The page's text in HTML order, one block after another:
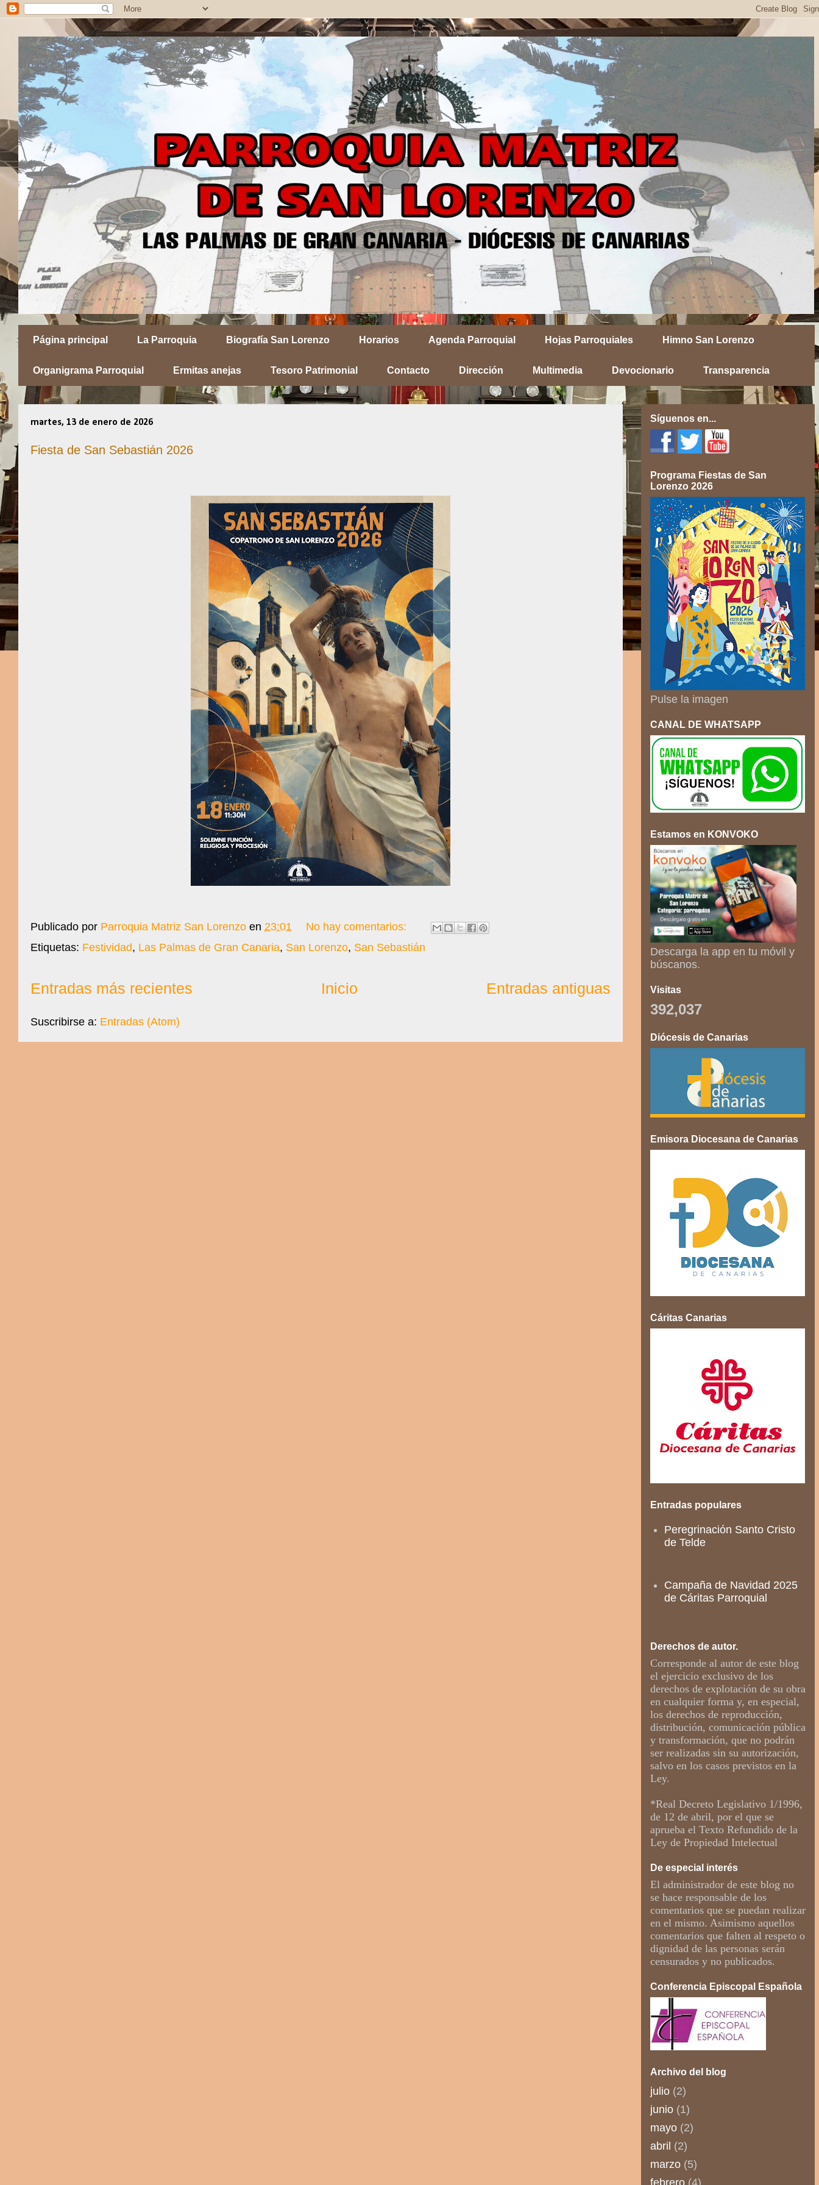
Página principal La Parroquia Biografía San Lorenzo Horarios Agenda Parroquial Hojas Parroquiales Himno San Lorenzo
Organigrama Parroquial Ermitas anejas Tesoro Patrimonial Contacto Dirección Multimedia Devocionario Transparencia
martes, 13 de enero de 2026
Fiesta de San Sebastián 2026
Publicado por Parroquia Matriz San Lorenzo en 23:01
No hay comentarios:
Etiquetas: Festividad, Las Palmas de Gran Canaria, San Lorenzo, San Sebastián
Entradas más recientes Entradas antiguas
Inicio
Suscribirse a: Entradas (Atom)
Síguenos en...
Programa Fiestas de San
Lorenzo 2026
Pulse la imagen
CANAL DE WHATSAPP
Estamos en KONVOKO
Descarga la app en tu móvil y
búscanos.
Visitas
392,037
Diócesis de Canarias
Emisora Diocesana de Canarias
Cáritas Canarias
Entradas populares
Peregrinación Santo Cristo
de Telde
Campaña de Navidad 2025
de Cáritas Parroquial
Derechos de autor.
Corresponde al autor de este blog
el ejercicio exclusivo de los
derechos de explotación de su obra
en cualquier forma y, en especial,
los derechos de reproducción,
distribución, comunicación pública
y transformación, que no podrán
ser realizadas sin su autorización,
salvo en los casos previstos en la
Ley.
*Real Decreto Legislativo 1/1996,
de 12 de abril, por el que se
aprueba el Texto Refundido de la
Ley de Propiedad Intelectual
De especial interés
El administrador de este blog no
se hace responsable de los
comentarios que se puedan realizar
en el mismo. Asimismo aquellos
comentarios que falten al respeto o
dignidad de las personas serán
censurados y no publicados.
Conferencia Episcopal Española
Archivo del blog
julio (2)
junio (1)
mayo (2)
abril (2)
marzo (5)